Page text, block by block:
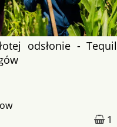
odsłonie -
1